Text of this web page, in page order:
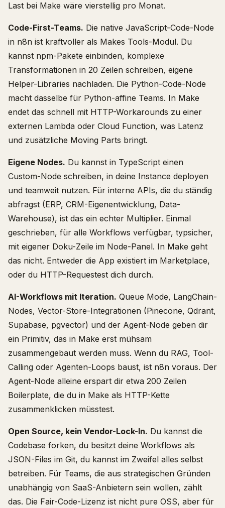
Last bei Make wäre vierstellig pro Monat.
Code-First-Teams. Die native JavaScript-Code-Node
in n8n ist kraftvoller als Makes Tools-Modul. Du
kannst npm-Pakete einbinden, komplexe
Transformationen in 20 Zeilen schreiben, eigene
Helper-Libraries nachladen. Die Python-Code-Node
macht dasselbe für Python-affine Teams. In Make
endet das schnell mit HTTP-Workarounds zu einer
externen Lambda oder Cloud Function, was Latenz
und zusätzliche Moving Parts bringt.
Eigene Nodes. Du kannst in TypeScript einen
Custom-Node schreiben, in deine Instance deployen
und teamweit nutzen. Für interne APIs, die du ständig
abfragst (ERP, CRM-Eigenentwicklung, Data-
Warehouse), ist das ein echter Multiplier. Einmal
geschrieben, für alle Workflows verfügbar, typsicher,
mit eigener Doku-Zeile im Node-Panel. In Make geht
das nicht. Entweder die App existiert im Marketplace,
oder du HTTP-Requestest dich durch.
AI-Workflows mit Iteration. Queue Mode, LangChain-
Nodes, Vector-Store-Integrationen (Pinecone, Qdrant,
Supabase, pgvector) und der Agent-Node geben dir
ein Primitiv, das in Make erst mühsam
zusammengebaut werden muss. Wenn du RAG, Tool-
Calling oder Agenten-Loops baust, ist n8n voraus. Der
Agent-Node alleine erspart dir etwa 200 Zeilen
Boilerplate, die du in Make als HTTP-Kette
zusammenklicken müsstest.
Open Source, kein Vendor-Lock-In. Du kannst die
Codebase forken, du besitzt deine Workflows als
JSON-Files im Git, du kannst im Zweifel alles selbst
betreiben. Für Teams, die aus strategischen Gründen
unabhängig von SaaS-Anbietern sein wollen, zählt
das. Die Fair-Code-Lizenz ist nicht pure OSS, aber für